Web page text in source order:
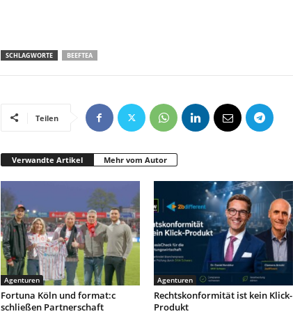
SCHLAGWORTE BEEFTEA
Teilen
Verwandte Artikel Mehr vom Autor
Agenturen
Fortuna Köln und format:c
schließen Partnerschaft
Agenturen
Rechtskonformität ist kein Klick-
Produkt